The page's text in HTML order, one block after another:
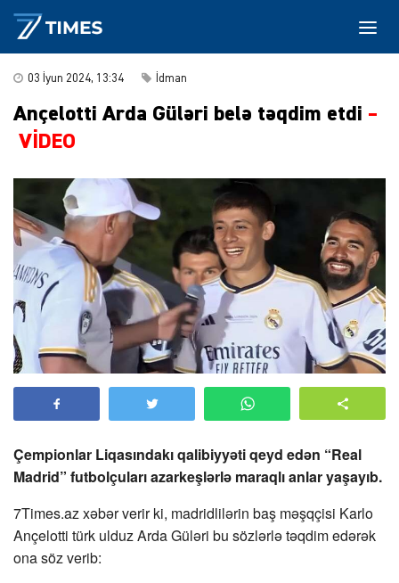
03 İyun 2024, 13:34 İdman
Ançelotti Arda Güləri belə təqdim etdi –
VİDEO
Çempionlar Liqasındakı qalibiyyəti qeyd edən “Real
Madrid” futbolçuları azarkeşlərlə maraqlı anlar yaşayıb.
7Times.az xəbər verir ki, madridlilərin baş məşqçisi Karlo
Ançelotti türk ulduz Arda Güləri bu sözlərlə təqdim edərək
ona söz verib: